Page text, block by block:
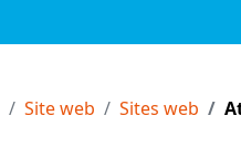
Site web Sites web